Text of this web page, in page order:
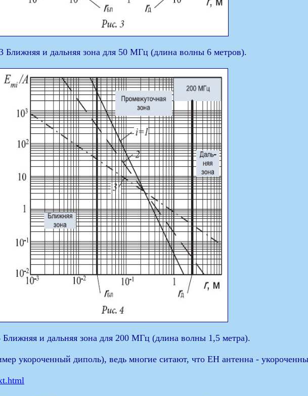
Ближняя и дальняя зона для 50 МГц (длина волны 6 метров).
Ближняя и дальняя зона для 200 МГц (длина волны 1,5 метра).
укороченный диполь), ведь многие ситают, что ЕН антенна -